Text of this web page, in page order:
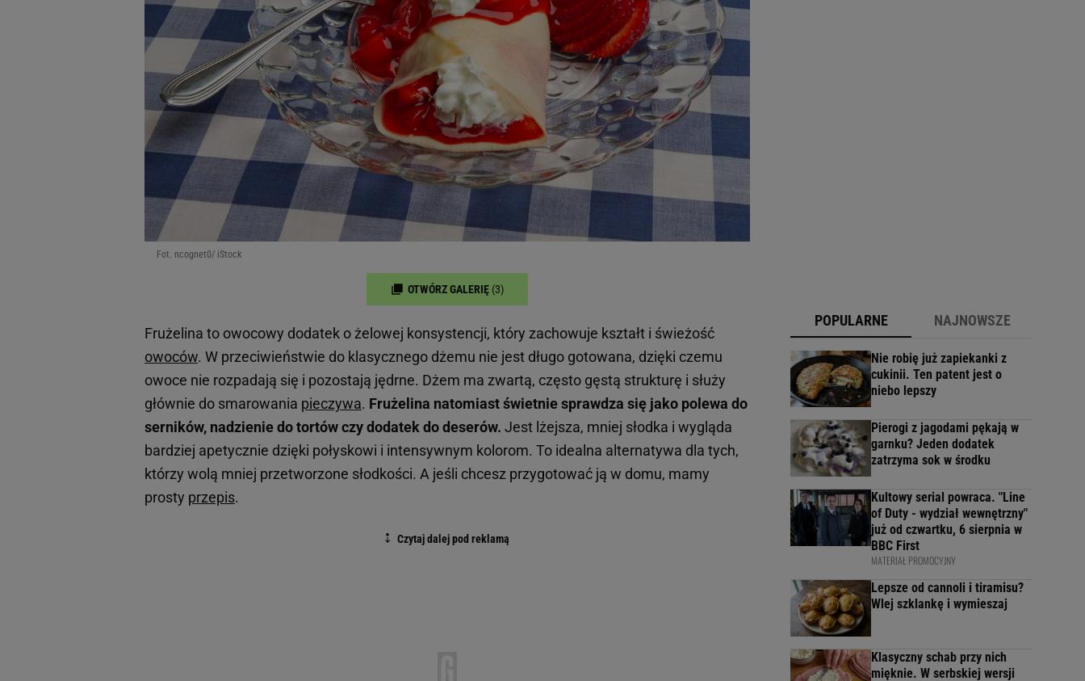
Fot. ncognet0/ iStock
OTWÓRZ GALERIĘ (3)
Frużelina to owocowy dodatek o żelowej konsystencji, który zachowuje kształt i świeżość
owoców. W przeciwieństwie do klasycznego dżemu nie jest długo gotowana, dzięki czemu
owoce nie rozpadają się i pozostają jędrne. Dżem ma zwartą, często gęstą strukturę i służy
głównie do smarowania pieczywa. Frużelina natomiast świetnie sprawdza się jako polewa do
serników, nadzienie do tortów czy dodatek do deserów. Jest lżejsza, mniej słodka i wygląda
bardziej apetycznie dzięki połyskowi i intensywnym kolorom. To idealna alternatywa dla tych,
którzy wolą mniej przetworzone słodkości. A jeśli chcesz przygotować ją w domu, mamy
prosty przepis.
POPULARNE NAJNOWSZE
Nie robię już zapiekanki z
cukinii. Ten patent jest o
niebo lepszy
Pierogi z jagodami pękają w
garnku? Jeden dodatek
zatrzyma sok w środku
Kultowy serial powraca. "Line
of Duty - wydział wewnętrzny"
już od czwartku, 6 sierpnia w
BBC First
MATERIAŁ PROMOCYJNY
Lepsze od cannoli i tiramisu?
Wlej szklankę i wymieszaj
Klasyczny schab przy nich
mięknie. W serbskiej wersji